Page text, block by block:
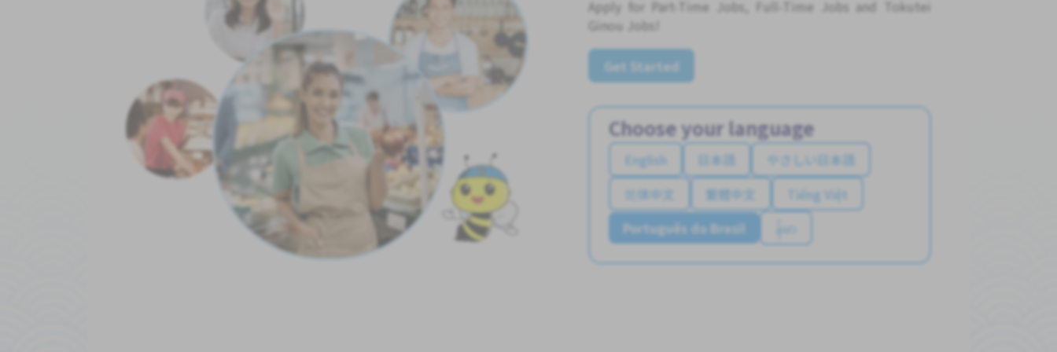
Apply for Part-Time Jobs, Full-Time Jobs and Tokutei
Ginou Jobs!
Get Started
Choose your language
English 日本語
やさしい日本語
简体中文
繁體中文
Tiếng Việt
Português do Brasil
န်မာ